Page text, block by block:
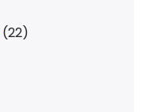
(22)